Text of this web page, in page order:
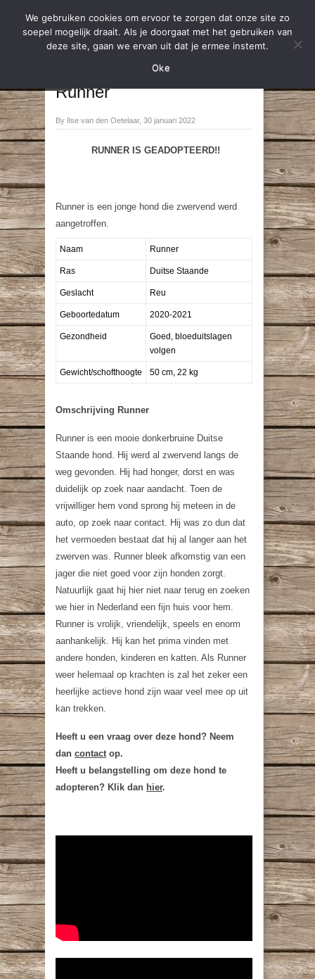
Runner
By Ilse van den Oetelaar, 30 januari 2022
RUNNER IS GEADOPTEERD!!
Runner is een jonge hond die zwervend werd
aangetroffen.
Naam Runner
Ras Duitse Staande
Geslacht Reu
Geboortedatum 2020-2021
Gezondheid
Goed, bloeduitslagen
volgen
Gewicht/schofthoogte 50 cm, 22 kg
Omschrijving Runner
Runner is een mooie donkerbruine Duitse
Staande hond. Hij werd al zwervend langs de
weg gevonden. Hij had honger, dorst en was
duidelijk op zoek naar aandacht. Toen de
vrijwilliger hem vond sprong hij meteen in de
auto, op zoek naar contact. Hij was zo dun dat
het vermoeden bestaat dat hij al langer aan het
zwerven was. Runner bleek afkomstig van een
jager die niet goed voor zijn honden zorgt.
Natuurlijk gaat hij hier niet naar terug en zoeken
we hier in Nederland een fijn huis voor hem.
Runner is vrolijk, vriendelijk, speels en enorm
aanhankelijk. Hij kan het prima vinden met
andere honden, kinderen en katten. Als Runner
weer helemaal op krachten is zal het zeker een
heerlijke actieve hond zijn waar veel mee op uit
kan trekken.
Heeft u een vraag over deze hond? Neem
dan contactop.
Heeft u belangstelling om deze hond te
adopteren? Klik dan hier.
We gebruiken cookies om ervoor te zorgen dat onze site zo
soepel mogelijk draait. Als je doorgaat met het gebruiken van
deze site, gaan we ervan uit dat je ermee instemt.
Oke